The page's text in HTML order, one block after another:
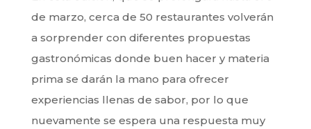
de marzo, cerca de 50 restaurantes volverán
a sorprender con diferentes propuestas
gastronómicas donde buen hacer y materia
prima se darán la mano para ofrecer
experiencias llenas de sabor, por lo que
nuevamente se espera una respuesta muy